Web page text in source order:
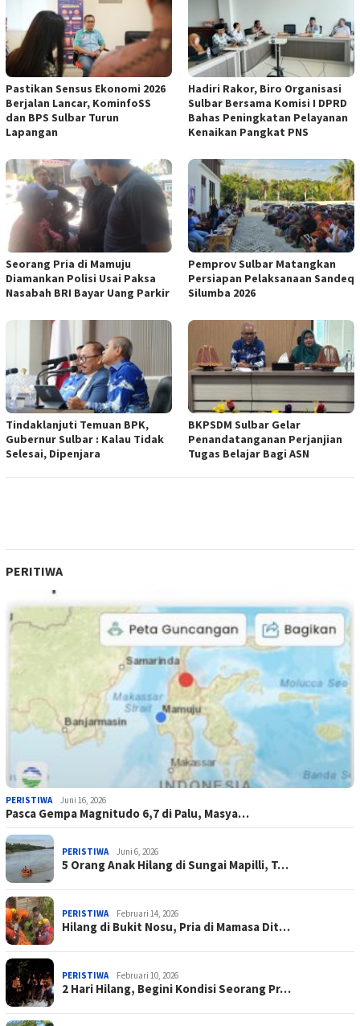
Pastikan Sensus Ekonomi 2026
Berjalan Lancar, KominfoSS
dan BPS Sulbar Turun
Lapangan
Hadiri Rakor, Biro Organisasi
Sulbar Bersama Komisi I DPRD
Bahas Peningkatan Pelayanan
Kenaikan Pangkat PNS
Seorang Pria di Mamuju
Diamankan Polisi Usai Paksa
Nasabah BRI Bayar Uang Parkir
Pemprov Sulbar Matangkan
Persiapan Pelaksanaan Sandeq
Silumba 2026
Tindaklanjuti Temuan BPK,
Gubernur Sulbar : Kalau Tidak
Selesai, Dipenjara
BKPSDM Sulbar Gelar
Penandatanganan Perjanjian
Tugas Belajar Bagi ASN
PERITIWA
PERISTIWA Juni 16, 2026
Pasca Gempa Magnitudo 6,7 di Palu, Masya…
PERISTIWA Juni 6, 2026
5 Orang Anak Hilang di Sungai Mapilli, T…
PERISTIWA Februari 14, 2026
Hilang di Bukit Nosu, Pria di Mamasa Dit…
PERISTIWA Februari 10, 2026
2 Hari Hilang, Begini Kondisi Seorang Pr…